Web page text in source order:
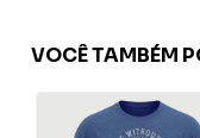
VOCÊ TAMBÉM